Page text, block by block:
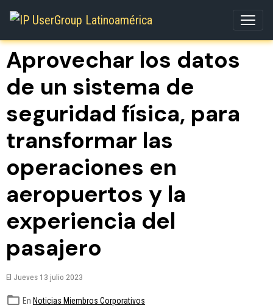
Aprovechar los datos
de un sistema de
seguridad física, para
transformar las
operaciones en
aeropuertos y la
experiencia del
pasajero
El Jueves 13 julio 2023
En Noticias Miembros Corporativos